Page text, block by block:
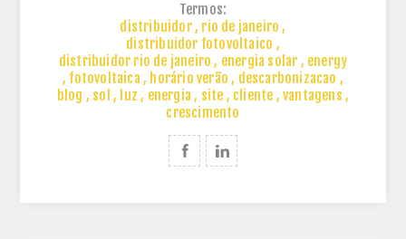
Termos:
distribuidor, rio de janeiro ,
distribuidor fotovoltaico ,
distribuidor rio de janeiro , energia solar , energy
, fotovoltaica , horário verão , descarbonizacao ,
blog , sol , luz , energia , site , cliente , vantagens ,
crescimento